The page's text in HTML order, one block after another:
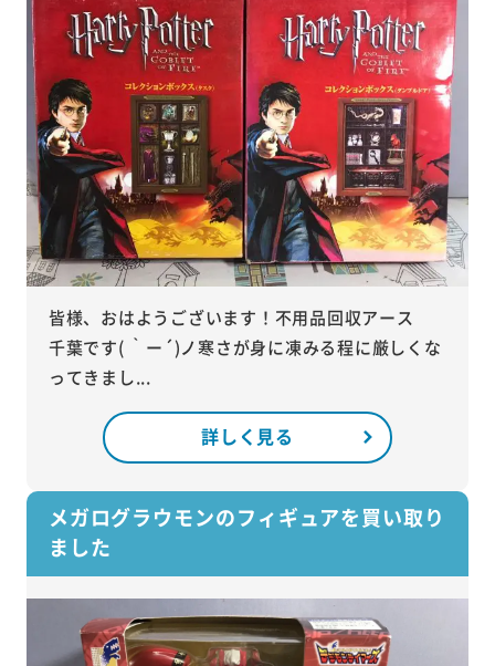
皆様、おはようございます！不用品回収アース
千葉です( ｀ー´)ノ寒さが身に凍みる程に厳しくな
ってきまし...
詳しく見る
メガログラウモンのフィギュアを買い取り
ました